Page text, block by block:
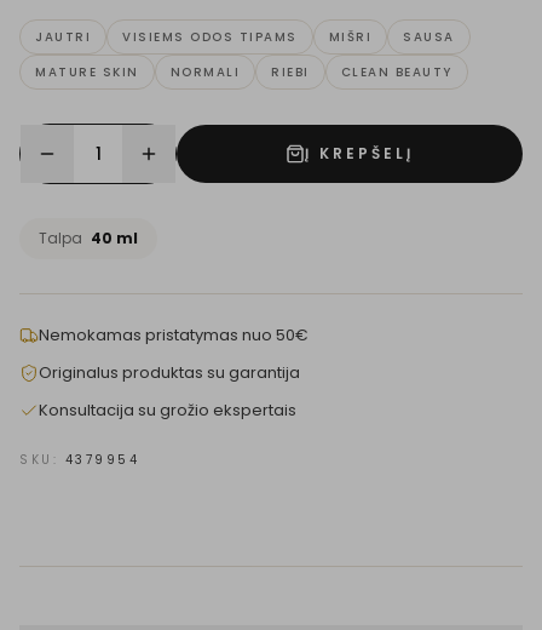
JAUTRI VISIEMS ODOS TIPAMS MIŠRI
SAUSA
MATURE SKIN
NORMALI RIEBI CLEAN BEAUTY
1 Į KREPŠELĮ
Talpa 40 ml
Nemokamas pristatymas nuo 50€
Originalus produktas su garantija
Konsultacija su grožio ekspertais
SKU: 4379954